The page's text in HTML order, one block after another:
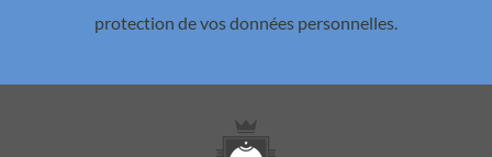
protection de vos données personnelles.